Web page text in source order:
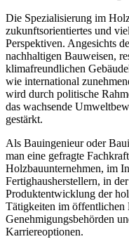
Die Spezialisierung im
zukunftsorientiertes und
Perspektiven. Angesichts
nachhaltigen Bauweisen,
klimafreundlichen
wie international
wird durch politische
das wachsende
gestärkt.
Als Bauingenieur oder
man eine gefragte
Holzbauunternehmen, im
Fertighausherstellern, in
Produktentwicklung der
Tätigkeiten im öffentlichen
Genehmigungsbehörden
Karriereoptionen.